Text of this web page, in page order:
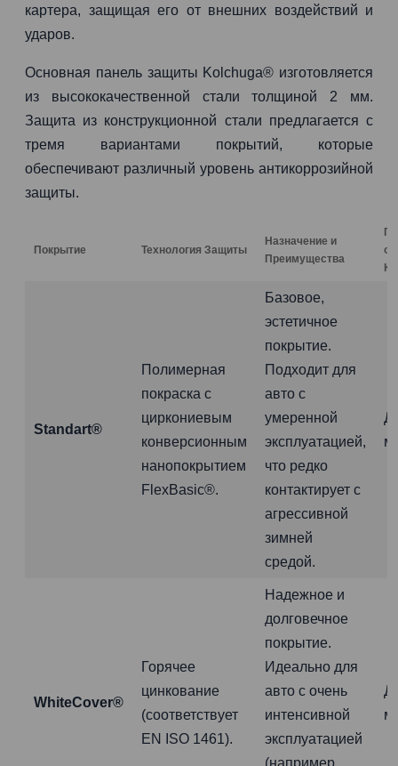
картера, защищая его от внешних воздействий и
ударов.
Основная панель защиты Kolchuga® изготовляется
из высококачественной стали толщиной 2 мм.
Защита из конструкционной стали предлагается с
тремя вариантами покрытий, которые
обеспечивают различный уровень антикоррозийной
защиты.
Покрытие Технология Защиты
Назначение и
Преимущества
от
Standart®
Полимерная
покраска с
циркониевым
конверсионным
нанопокрытием
FlexBasic®.
Базовое,
эстетичное
покрытие.
Подходит для
авто с
умеренной
эксплуатацией,
что редко
контактирует с
агрессивной
зимней
средой.
WhiteCover®
Горячее
цинкование
(соответствует
EN ISO 1461).
Надежное и
долговечное
покрытие.
Идеально для
авто с очень
интенсивной
эксплуатацией
(например,